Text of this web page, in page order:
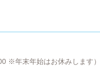
※年末年始はお休みします）